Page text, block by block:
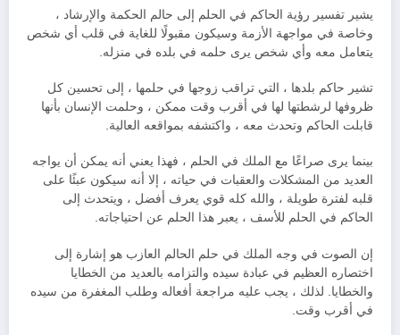
يشير تفسير رؤية الحاكم في الحلم إلى حالم الحكمة والإرشاد ،
وخاصة في مواجهة الأزمة وسيكون مقبولًا للغاية في قلب أي شخص
يتعامل معه وأي شخص يرى حلمه في بلده في منزله.
تشير حاكم بلدها ، التي تراقب زوجها في حلمها ، إلى تحسين كل
ظروفها لرشطتها لها في أقرب وقت ممكن ، وحلمت الإنسان بأنها
قابلت الحاكم وتحدث معه ، واكتشفه بمواقعه العالية.
بينما يرى صراعًا مع الملك في الحلم ، فهذا يعني أنه يمكن أن يواجه
العديد من المشكلات والعقبات في حياته ، إلا أنه سيكون عبئًا على
قلبه لفترة طويلة ، والله كله قوي يعرف أفضل ، ويتحدث إلى
الحاكم في الحلم للأسف ، يعبر هذا الحلم عن احتياجاته.
إن الصوت في وجه الملك في حلم الحالم العازب هو إشارة إلى
اختصاره العظيم في عبادة سيده والتزامه بالعديد من الخطايا
والخطايا. لذلك ، يجب عليه مراجعة أفعاله وطلب المغفرة من سيده
في أقرب وقت.